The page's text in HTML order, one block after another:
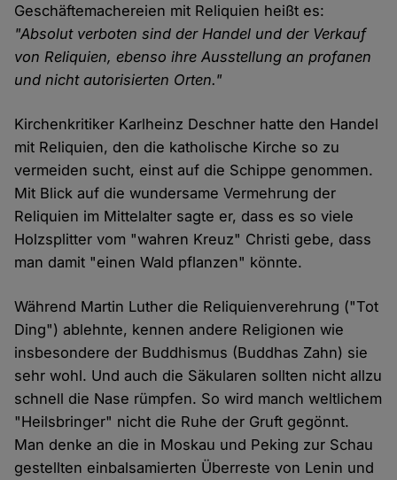
Geschäftemachereien mit Reliquien heißt es:
"Absolut verboten sind der Handel und der Verkauf
von Reliquien, ebenso ihre Ausstellung an profanen
und nicht autorisierten Orten."
Kirchenkritiker Karlheinz Deschner hatte den Handel
mit Reliquien, den die katholische Kirche so zu
vermeiden sucht, einst auf die Schippe genommen.
Mit Blick auf die wundersame Vermehrung der
Reliquien im Mittelalter sagte er, dass es so viele
Holzsplitter vom "wahren Kreuz" Christi gebe, dass
man damit "einen Wald pflanzen" könnte.
Während Martin Luther die Reliquienverehrung ("Tot
Ding") ablehnte, kennen andere Religionen wie
insbesondere der Buddhismus (Buddhas Zahn) sie
sehr wohl. Und auch die Säkularen sollten nicht allzu
schnell die Nase rümpfen. So wird manch weltlichem
"Heilsbringer" nicht die Ruhe der Gruft gegönnt.
Man denke an die in Moskau und Peking zur Schau
gestellten einbalsamierten Überreste von Lenin und